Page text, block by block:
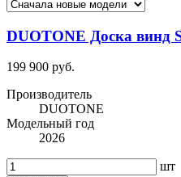
DUOTONE Доска винд
199 900 руб.
Производитель
DUOTONE
Модельный год
2026
шт